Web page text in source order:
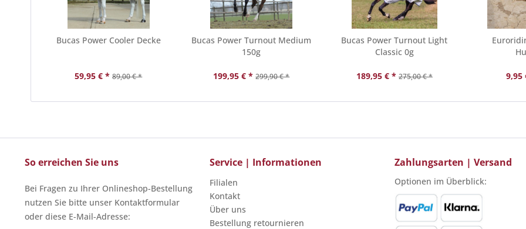
Bucas Power Cooler Decke
59,95 € * 89,00 € *
Bucas Power Turnout Medium
150g
199,95 € * 299,90 € *
Bucas Power Turnout Light
Classic 0g
189,95 € * 275,00 € * 9,95
So erreichen Sie uns
Bei Fragen zu Ihrer Onlineshop-Bestellung
nutzen Sie bitte unser Kontaktformular
oder diese E-Mail-Adresse:
Service | Informationen
Filialen
Kontakt
Über uns
Bestellung retournieren
Zahlungsarten | Versand
Optionen im Überblick: